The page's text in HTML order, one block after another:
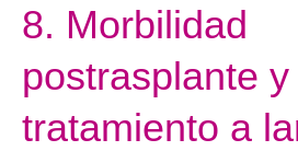
8. Morbilidad
postrasplante y
tratamiento a
8.
Morbilidad
postrasplante
y
tratamiento